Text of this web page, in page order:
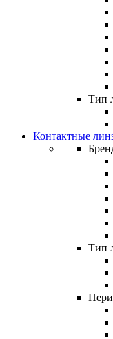
Тип
Контактные
Тип